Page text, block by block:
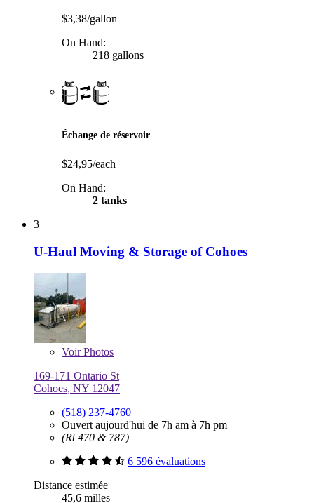
$3,38/gallon
On Hand:
218 gallons
Échange de réservoir
$24,95/each
On Hand:
2 tanks
3
U-Haul Moving & Storage of Cohoes
VoirPhotos
169-171 Ontario St
Cohoes, NY 12047
(518) 237-4760
Ouvert aujourd'hui de 7h am à 7h pm
(Rt 470 & 787)
6 596 évaluations
Distance estimée
45,6 milles